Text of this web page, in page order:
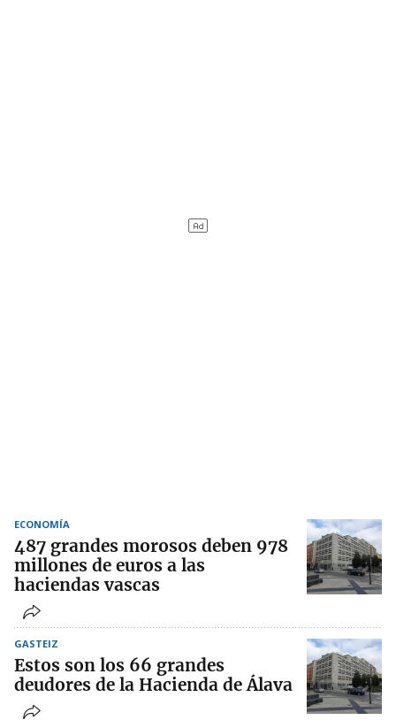
ECONOMÍA
487 grandes morosos deben 978
millones de euros a las
haciendas vascas
GASTEIZ
Estos son los 66 grandes
deudores de la Hacienda de Álava